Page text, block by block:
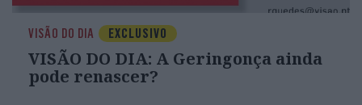
VISÃO DO DIA EXCLUSIVO
VISÃO DO DIA: A Geringonça ainda
pode renascer?